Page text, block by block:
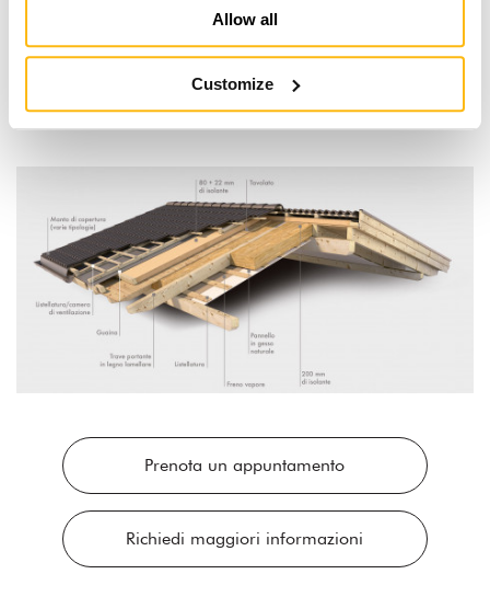
Allow all
Customize
del sistema strutturale intelaiato, che integra parte del
pacchetto isolante, si riduce lo spessore complessivo
Prenota un appuntamento
Richiedi maggiori informazioni